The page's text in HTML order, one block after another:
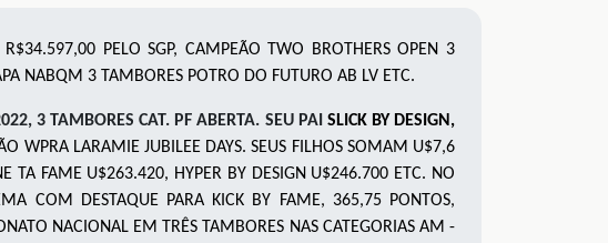
PELO SGP, CAMPEÃO TWO BROTHERS OPEN 3
NABQM 3 TAMBORES POTRO DO FUTURO AB LV ETC.
3 TAMBORES CAT. PF ABERTA. SEU PAI SLICK BY DESIGN ,
WPRA LARAMIE JUBILEE DAYS. SEUS FILHOS SOMAM U$7,6
TA FAME U$263.420, HYPER BY DESIGN U$246.700 ETC. NO
COM DESTAQUE PARA KICK BY FAME, 365,75 PONTOS,
NACIONAL EM TRÊS TAMBORES NAS CATEGORIAS AM -